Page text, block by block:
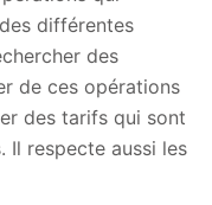
différentes
des
de ces opérations
des tarifs qui sont
Il respecte aussi les